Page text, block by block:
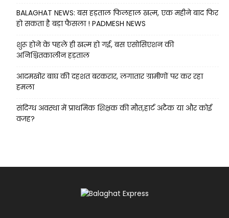
BALAGHAT NEWS: बस हड़ताल फिलहाल खत्म, एक महीने बाद फिर
हो सकता है बड़ा फैसला ! PADMESH NEWS
शुरू होने के पहले ही खत्म हो गई, बस एसोसिएशन की
अनिश्चितकालीन हड़ताल
आदमखोर बाघ की दहशत बरकरार, लगातार ग्रामीणों पर कर रहा
हमला
संदिग्ध अवस्था में प्राथमिक शिक्षक की मौत,हार्ट अटैक या और कोई
वजह?